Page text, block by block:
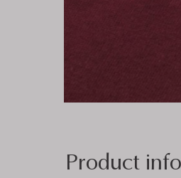
Product